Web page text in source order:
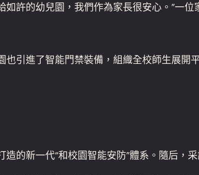
許的幼兒園，我們作為家長很安心。”一位
引進了智能門禁裝備，組織全校師生展開
的新一代“和校園智能安防”體系。隨后，